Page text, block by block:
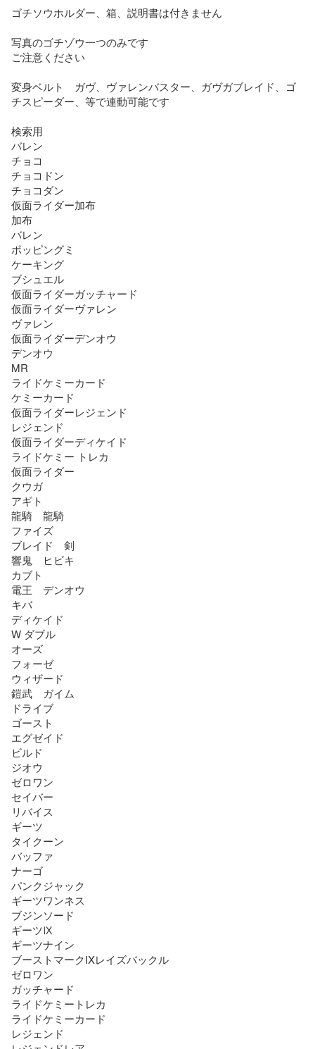
ゴチソウホルダー、箱、説明書は付きません
写真のゴチゾウ一つのみです
ご注意ください
変身ベルト　ガヴ、ヴァレンバスター、ガヴガブレイド、ゴ
チスピーダー、等で連動可能です
検索用
バレン
チョコ
チョコドン
チョコダン
仮面ライダー加布
加布
バレン
ポッピングミ
ケーキング
ブシュエル
仮面ライダーガッチャード
仮面ライダーヴァレン
ヴァレン
仮面ライダーデンオウ
デンオウ
MR
ライドケミーカード
ケミーカード
仮面ライダーレジェンド
レジェンド
仮面ライダーディケイド
ライドケミー トレカ
仮面ライダー
クウガ
アギト
龍騎　龍騎
ファイズ
ブレイド　剣
響鬼　ヒビキ
カブト
電王　デンオウ
キバ
ディケイド
W ダブル
オーズ
フォーゼ
ウィザード
鎧武　ガイム
ドライブ
ゴースト
エグゼイド
ビルド
ジオウ
ゼロワン
セイバー
リバイス
ギーツ
タイクーン
バッファ
ナーゴ
パンクジャック
ギーツワンネス
ブジンソード
ギーツⅨ
ギーツナイン
ブーストマークIXレイズバックル
ゼロワン
ガッチャード
ライドケミートレカ
ライドケミーカード
レジェンド